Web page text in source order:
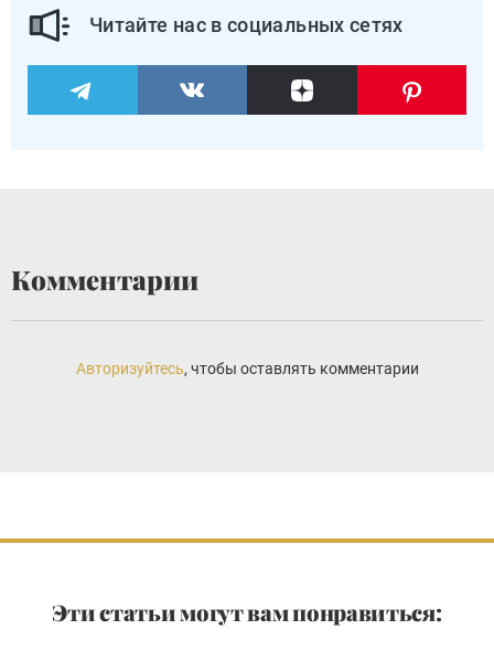
Читайте нас в социальных сетях
Комментарии
Авторизуйтесь, чтобы оставлять комментарии
Эти статьи могут вам понравиться: